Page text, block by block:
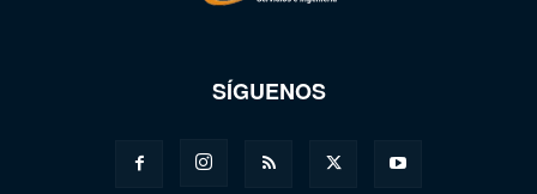
SÍGUENOS